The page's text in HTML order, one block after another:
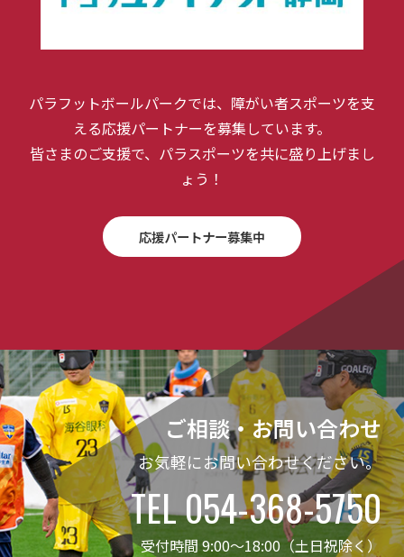
パラフットボールパークでは、障がい者スポーツを支
える応援パートナーを募集しています。
皆さまのご支援で、パラスポーツを共に盛り上げまし
ょう！
応援パートナー募集中
ご相談・お問い合わせ
お気軽にお問い合わせください。
TEL 054-368-5750
受付時間 9:00～18:00（土日祝除く）